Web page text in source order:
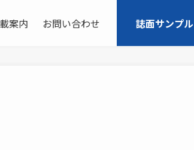
案内 お問い合わせ 誌面サンプル